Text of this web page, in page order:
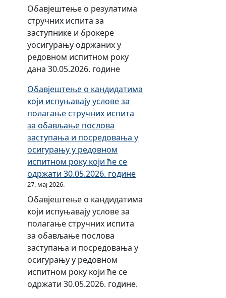
о
д
0
1
.
0
.
2
0
2
4
.
г
о
и
н
е
–
м
ј
е
с
ш
т
е
т
е
о
0
1
.
0
1
.
2
0
7
.
д
о
3
1
.
1
Обавјештење о резулатима
стручних испита за
заступнике и брокере
уосигурању одржаних у
редовном испитном року
дана 30.05.2026. године
Обавјештење о кандидатима
који испуњавају услове за
полагање стручних испита
за обављање послова
заступања и посредовања у
осигурању у редовном
испитном року који ће се
одржати 30.05.2026. године
27. мај 2026.
Обавјештење о кандидатима
који испуњавају услове за
полагање стручних испита
за обављање послова
заступања и посредовања у
осигурању у редовном
испитном року који ће се
одржати 30.05.2026. године.